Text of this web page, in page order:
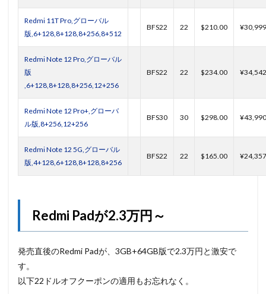
Redmi 11T Pro,グローバル
版,6+128,8+128,8+256,8+512
BFS22 22 $210.00 ¥30,999
Redmi Note 12 Pro,グローバル
版
,6+128,8+128,8+256,12+256
BFS22 22 $234.00 ¥34,542
Redmi Note 12 Pro+,グローバ
ル版,8+256,12+256
BFS30 30 $298.00 ¥43,990
Redmi Note 12 5G,グローバル
版,4+128,6+128,8+128,8+256
BFS22 22 $165.00 ¥24,357
Redmi Padが2.3万円～
発売直後のRedmi Padが、3GB+64GB版で2.3万円と激安で
す。
以下22ドルオフクーポンの適用もお忘れなく。